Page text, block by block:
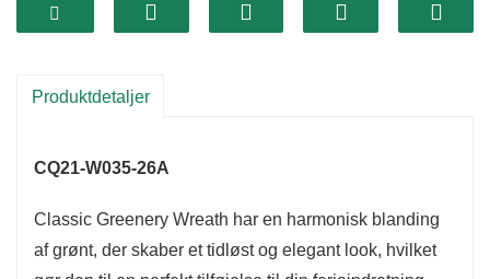
Produktdetaljer
CQ21-W035-26A
Classic Greenery Wreath har en harmonisk blanding
af grønt, der skaber et tidløst og elegant look, hvilket